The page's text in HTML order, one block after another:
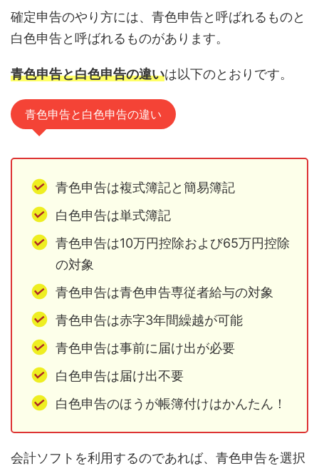
確定申告のやり方には、青色申告と呼ばれるものと
白色申告と呼ばれるものがあります。
青色申告と白色申告の違いは以下のとおりです。
青色申告と白色申告の違い
青色申告は複式簿記と簡易簿記
白色申告は単式簿記
青色申告は10万円控除および65万円控除
の対象
青色申告は青色申告専従者給与の対象
青色申告は赤字3年間繰越が可能
青色申告は事前に届け出が必要
白色申告は届け出不要
白色申告のほうが帳簿付けはかんたん！
会計ソフトを利用するのであれば、青色申告を選択